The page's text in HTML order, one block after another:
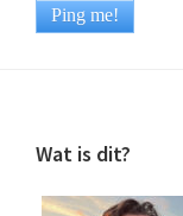
Footer
Wat is dit?